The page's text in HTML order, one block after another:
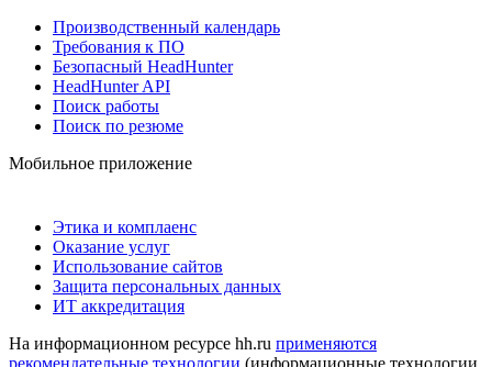
Производственный календарь
Требования к ПО
Безопасный HeadHunter
HeadHunter API
Поиск работы
Поиск по резюме
Мобильное приложение
Этика и комплаенс
Оказание услуг
Использование сайтов
Защита персональных данных
ИТ аккредитация
На информационном ресурсе hh.ru применяются
рекомендательные технологии (информационные технологии